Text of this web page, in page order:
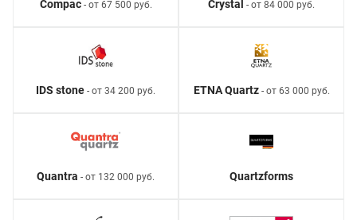
Compac- от 67 500 руб. Crystal - от 84 000 руб.
IDS stone - от 34 200 руб. ETNA Quartz- от 63 000 руб.
Quantra - от 132 000 руб. Quartzforms